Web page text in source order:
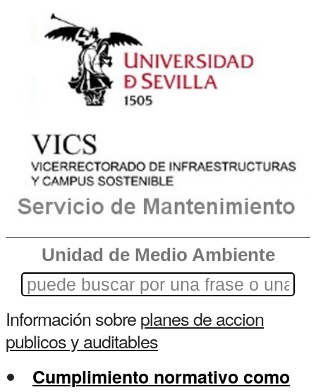
Unidad de Medio Ambiente
Información sobreplanes de accion
publicos y auditables
Cumplimiento normativo como